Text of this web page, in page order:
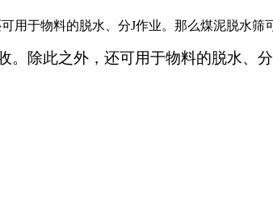
用于物料的脱水、分J作业。那么煤泥脱水筛
除此之外，还可用于物料的脱水、